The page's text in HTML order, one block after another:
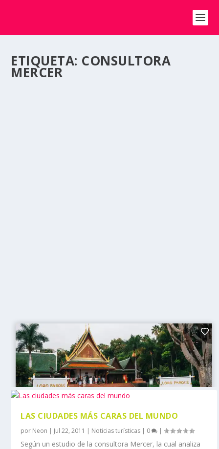
ETIQUETA: CONSULTORA
MERCER
LAS CIUDADES MÁS CARAS DEL MUNDO
por Neon | Jul 22, 2011 | Noticias turísticas | 0 |
Según un estudio de la consultora Mercer, la cual analiza